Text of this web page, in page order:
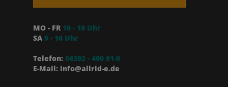
MO - FR 10 - 19 Uhr
SA 9 - 16 Uhr
Telefon: 04392 - 400 91-0
E-Mail: info@allrid-e.de